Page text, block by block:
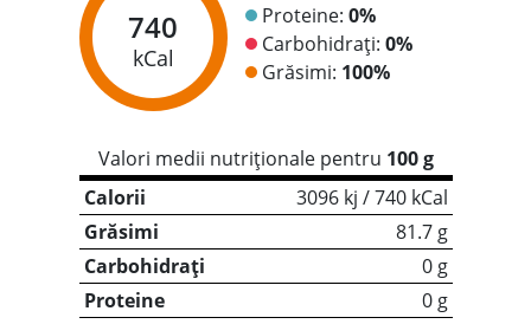
740
kCal
Proteine: 0%
Carbohidrați: 0%
Grăsimi: 100%
Valori medii nutriționale pentru 100 g
Calorii
3096 kj / 740 kCal
Grăsimi
81.7 g
Carbohidrați
0 g
Proteine
0 g